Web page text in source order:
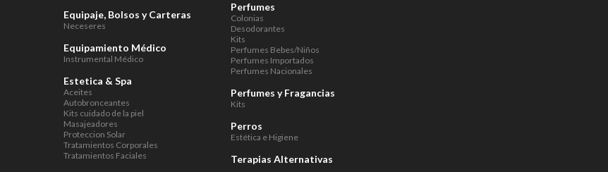
Equipaje, Bolsos y Carteras
Neceseres
Equipamiento Médico
Instrumental Médico
Estetica & Spa
Aceites
Autobronceantes
Kits cuidado de la piel
Masajeadores
Proteccion Solar
Tratamientos Corporales
Tratamientos Faciales
Perfumes
Colonias
Desodorantes
Kits
Perfumes Bebes/Niños
Perfumes Importados
Perfumes Nacionales
Perfumes y Fragancias
Kits
Perros
Estética e Higiene
Terapias Alternativas